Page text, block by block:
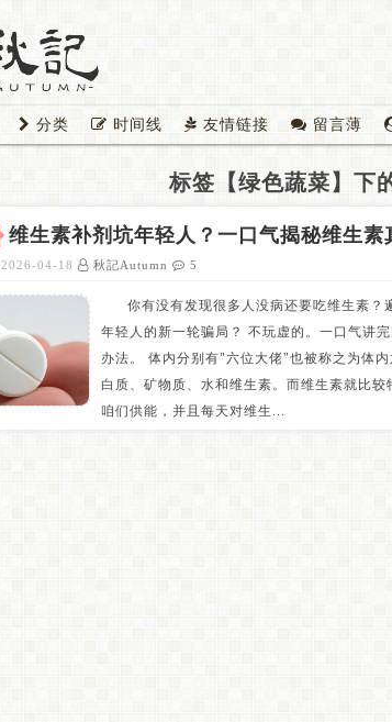
分类 时间线 友情链接 留言薄
标签【绿色蔬菜】下
维生素补剂坑年轻人？一口气揭秘维生素
2026-04-18 秋記Autumn 5
你有没有发现很多人没病还要吃维生素
年轻人的新一轮骗局？ 不玩虚的。一口气讲
办法。 体内分别有"六位大佬"也被称之为体
白质、矿物质、水和维生素。而维生素就比
咱们供能，并且每天对维生...